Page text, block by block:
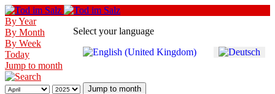
Select your language
By Year
By Month
By Week
Today
Jump to month
Jump to month